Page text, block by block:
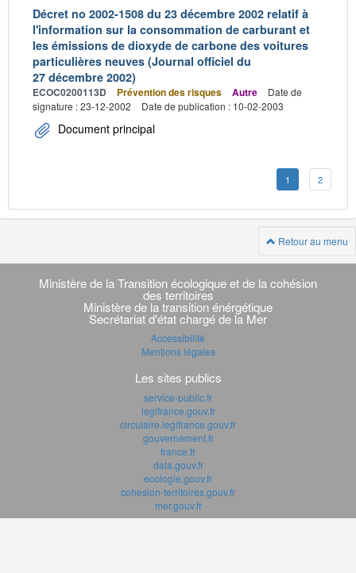
Décret no 2002-1508 du 23 décembre 2002 relatif à
l'information sur la consommation de carburant et
les émissions de dioxyde de carbone des voitures
particulières neuves (Journal officiel du
27 décembre 2002)
ECOC0200113D Prévention des risques Autre
Date de
signature : 23-12-2002
Date de publication : 10-02-2003
Document principal
1 2
Retour au menu
Navigation
transverse
Ministère de la Transition écologique et de la cohésion
des territoires
Ministère de la transition énérgétique
Secrétariat d'état chargé de la Mer
Accessibilité
Mentions légales
Les sites publics
service-public.fr
legifrance.gouv.fr
circulaire.legifrance.gouv.fr
gouvernement.fr
france.fr
data.gouv.fr
ecologie.gouv.fr
cohesion-territoires.gouv.fr
mer.gouv.fr